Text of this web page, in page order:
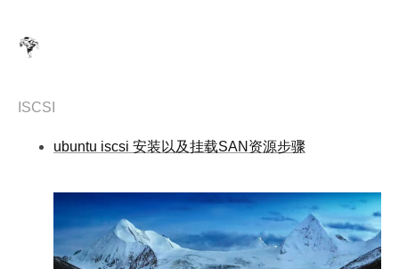
ISCSI
ubuntu iscsi 安装以及挂载SAN资源步骤